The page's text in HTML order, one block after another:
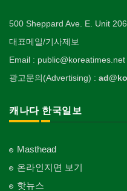
500 Sheppard Ave. E. Unit
대표메일/기사제보
Email : public@koreatimes.net
광고문의(Advertising) :
캐나다 한국일보
Masthead
온라인지면 보기
핫뉴스